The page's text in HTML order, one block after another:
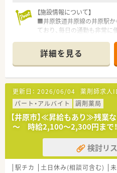
【施設情報について】
■井原鉄道井原線の井原駅
ており、毎日の通勤も非常に
おり、地域医療の中核を担う
■現在は薬剤師常勤1名と調
っており、連携を取りながら
【こんな取り組みをしていま
■井原地区で初となる介護医
ーズに合わせて新しい取り組
■透析医療やリハビリテーシ
スの提供にも力を入れ、地域
■在宅支援を含めた地域医療
患者様の生活も支える包括
【こんな方にオススメ】
■病院での勤務に興味がある
詳細を見る
更新日： 2026/06/04 薬剤師求人
パート・アルバイト
調剤薬局
【井原市】≪昇給もあり≫残業
～ 時給2,100～2,300円まで！
検討リ
駅チカ 土日休み(相談可含む)